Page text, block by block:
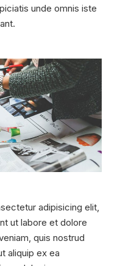
unde omnis iste
adipisicing elit,
ut labore et dolore
quis nostrud
aliquip ex ea